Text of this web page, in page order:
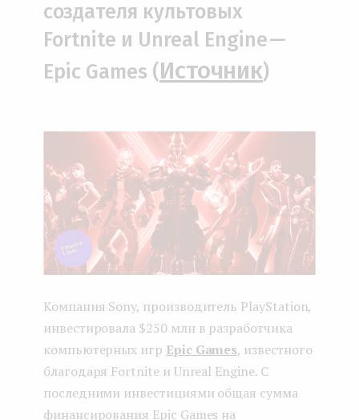
создателя культовых
Fortnite и Unreal Engine —
Epic Games (Источник)
Компания Sony, производитель PlayStation,
инвестировала $250 млн в разработчика
компьютерных игр Epic Games, известного
благодаря Fortnite и Unreal Engine. С
последними инвестициями общая сумма
финансирования Epic Games на